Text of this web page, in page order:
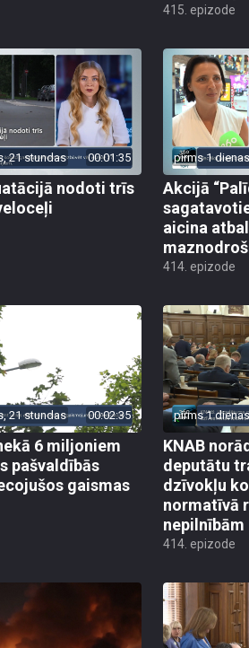
415. epizode
21 stundas 00:01:35
nodoti trīs
pirms 1
Akcijā
aicina
414. epizode
21 stundas 00:02:35
6 miljoniem
pašvaldībās
gaismas
pirms 1
KNAB
deputātu
dzīvokļu
normatīvā
nepilnībām
414. epizode